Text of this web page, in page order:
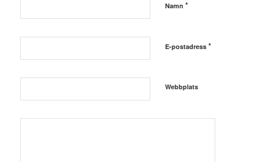
Namn *
E-postadress *
Webbplats